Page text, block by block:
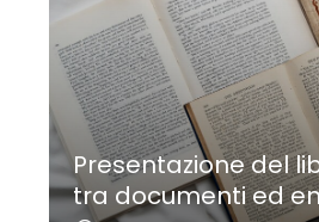
Presentazione del
tra documenti ed